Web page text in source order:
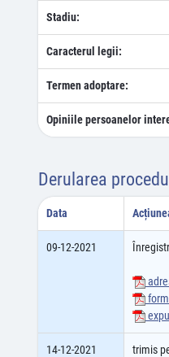
Stadiu:
Caracterul legii:
Termen adoptare:
Opiniile persoanelor
Derularea
Data
09-12-2021
14-12-2021 trimis